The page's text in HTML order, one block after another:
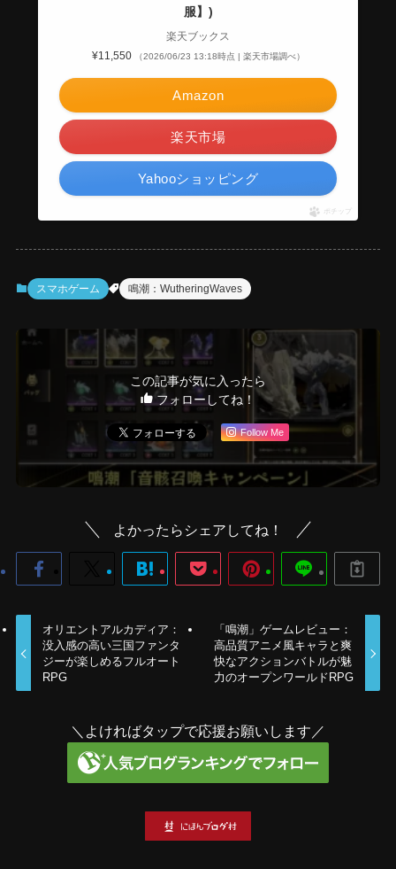
服】)
楽天ブックス
¥11,550
（2026/06/23 13:18時点 | 楽天市場調べ）
Amazon
楽天市場
Yahooショッピング
ポチップ
スマホゲーム 鳴潮：WutheringWaves
この記事が気に入ったら
フォローしてね！
Follow Me
よかったらシェアしてね！
オリエントアルカディア：
没入感の高い三国ファンタ
ジーが楽しめるフルオート
RPG
「鳴潮」ゲームレビュー：
高品質アニメ風キャラと爽
快なアクションバトルが魅
力のオープンワールドRPG
＼よければタップで応援お願いします／